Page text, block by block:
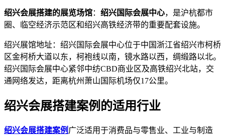
绍兴会展搭建的展览场馆： 绍兴国际会展中心，是沪杭都市
圈、临空经济示范区和绍兴高铁经济带的重要配套设施。
绍兴展馆地址：绍兴国际会展中心位于中国浙江省绍兴市柯桥
区金柯桥大道以东，柯袍线以南，镜水路以西，绸缎路以北。
绍兴国际会展中心紧邻中纺CBD商业区及高铁绍兴北站，交
通网络发达，距离杭州萧山国际机场仅17公里。
绍兴会展搭建案例的适用行业
绍兴会展搭建案例 广泛适用于消费品与零售业、工业与制造